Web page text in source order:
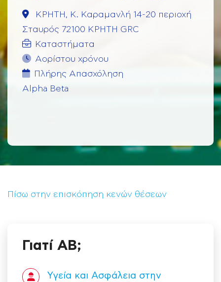
ΚΡΗΤΗ, Κ. Καραμανλή 14-20 περιοχή
Σταυρός 72100 ΚΡΗΤΗ GRC
Καταστήματα
Αορίστου χρόνου
Πλήρης Aπασχόληση
Alpha Beta
Πίσω στην επισκόπηση κενών θέσεων
Γιατί ΑΒ;
Υγεία και Ασφάλεια στην